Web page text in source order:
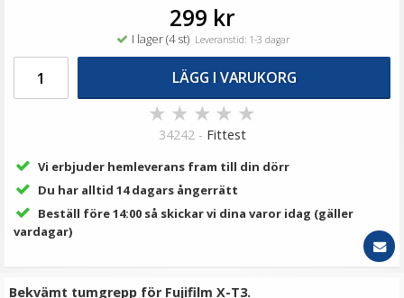
99 kr
299 kr
I lager (4 st) Leveranstid: 1-3 dagar
LÄGG I VARUKORG
★ ★ ★ ★ ★
34242 - Fittest
Vi erbjuder hemleverans fram till din dörr
Du har alltid 14 dagars ångerrätt
Beställ före 14:00 så skickar vi dina varor idag (gäller
vardagar)
Bekvämt tumgrepp för Fujifilm X-T3.